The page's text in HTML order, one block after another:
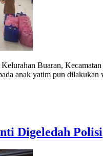
Buaran,
anak yatim pun
Digeledah Polisi